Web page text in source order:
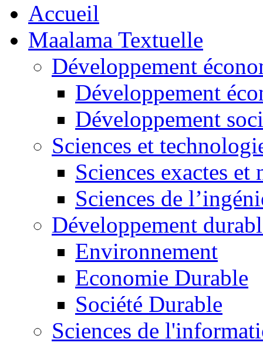
Accueil
Maalama Textuelle
Développement
Développement
Développement
Sciences et
Sciences exactes et
Sciences de
Développement
Environnement
Economie Durable
Société Durable
Sciences de